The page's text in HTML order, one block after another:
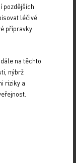
Neurology
(CONy)
v Praze.
pozdějších
léčivé
přípravky
na těchto
nýbrž
riziky a